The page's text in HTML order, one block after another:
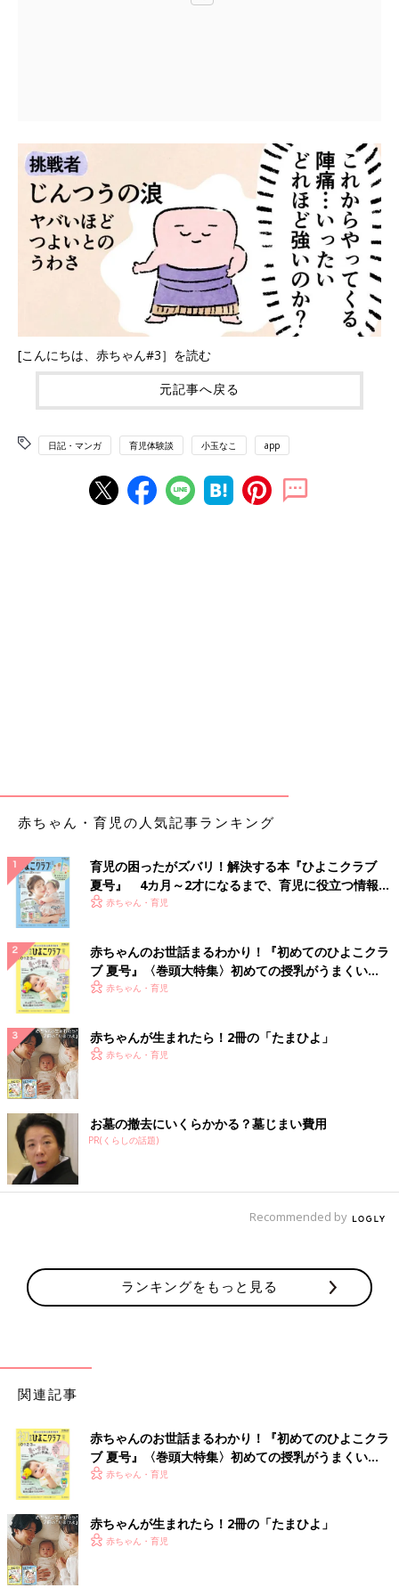
[こんにちは、赤ちゃん#3］を読む
元記事へ戻る
日記・マンガ 育児体験談 小玉なこ app
赤ちゃん・育児の人気記事ランキング
育児の困ったがズバリ！解決する本『ひよこクラブ
夏号』 4カ月～2才になるまで、育児に役立つ情報が
いっぱい！
赤ちゃん・育児
赤ちゃんのお世話まるわかり！『初めてのひよこクラ
ブ 夏号』〈巻頭大特集〉初めての授乳がうまくい
く！ おっぱい・ミルクの基本と夏のトラブル 解決テ
赤ちゃん・育児
赤ちゃんが生まれたら！2冊の「たまひよ」
赤ちゃん・育児
お墓の撤去にいくらかかる？墓じまい費用
PR(くらしの話題)
Recommended by
ランキングをもっと見る
関連記事
赤ちゃんのお世話まるわかり！『初めてのひよこクラ
ブ 夏号』〈巻頭大特集〉初めての授乳がうまくい
く！ おっぱい・ミルクの基本と夏のトラブル 解決テ
赤ちゃん・育児
赤ちゃんが生まれたら！2冊の「たまひよ」
赤ちゃん・育児